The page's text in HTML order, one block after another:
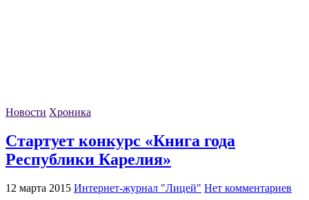
Новости Хроника
Стартует конкурс «Книга года
Республики Карелия»
12 марта 2015 Интернет-журнал "Лицей" Нет комментариев